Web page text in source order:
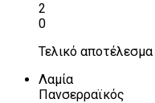
2
0
Τελικό αποτέλεσμα
Λαμία
Πανσερραϊκός